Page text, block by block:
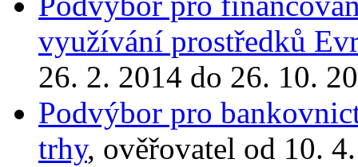
využívání prostředků
26. 2. 2014 do 26. 10.
Podvýbor pro
trhy, ověřovatel od 10.